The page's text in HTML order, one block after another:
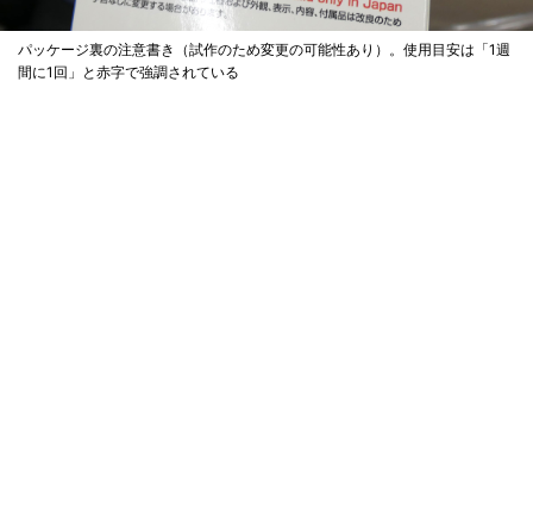
パッケージ裏の注意書き（試作のため変更の可能性あり）。使用目安は「1週
間に1回」と赤字で強調されている